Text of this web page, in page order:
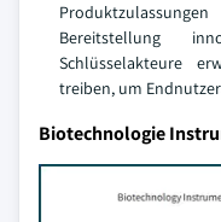
Bereitstellung
Schlüsselakteure
treiben, um
Biotechnologie